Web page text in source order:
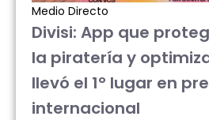
Medio Directo
Divisi: App que
la piratería y
llevó el 1° lugar en
internacional